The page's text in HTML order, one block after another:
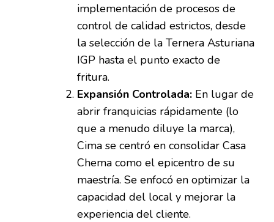
implementación de procesos de
control de calidad estrictos, desde
la selección de la Ternera Asturiana
IGP hasta el punto exacto de
fritura.
Expansión Controlada: En lugar de
abrir franquicias rápidamente (lo
que a menudo diluye la marca),
Cima se centró en consolidar Casa
Chema como el epicentro de su
maestría. Se enfocó en optimizar la
capacidad del local y mejorar la
experiencia del cliente.